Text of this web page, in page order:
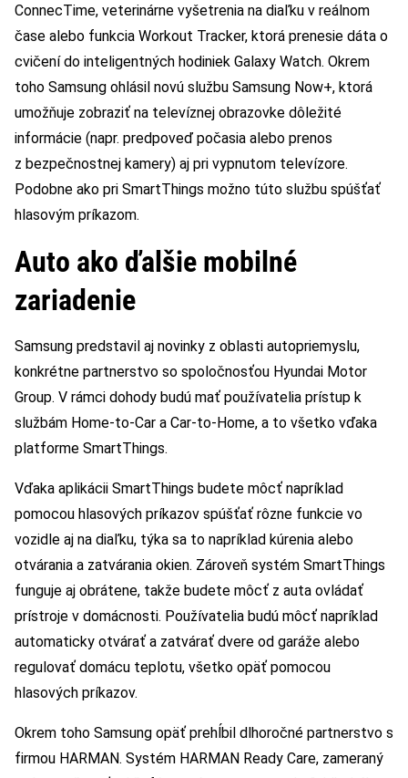
ConnecTime, veterinárne vyšetrenia na diaľku v reálnom
čase alebo funkcia Workout Tracker, ktorá prenesie dáta o
cvičení do inteligentných hodiniek Galaxy Watch. Okrem
toho Samsung ohlásil novú službu Samsung Now+, ktorá
umožňuje zobraziť na televíznej obrazovke dôležité
informácie (napr. predpoveď počasia alebo prenos
z bezpečnostnej kamery) aj pri vypnutom televízore.
Podobne ako pri SmartThings možno túto službu spúšťať
hlasovým príkazom.
Auto ako ďalšie mobilné
zariadenie
Samsung predstavil aj novinky z oblasti autopriemyslu,
konkrétne partnerstvo so spoločnosťou Hyundai Motor
Group. V rámci dohody budú mať používatelia prístup k
službám Home-to-Car a Car-to-Home, a to všetko vďaka
platforme SmartThings.
Vďaka aplikácii SmartThings budete môcť napríklad
pomocou hlasových príkazov spúšťať rôzne funkcie vo
vozidle aj na diaľku, týka sa to napríklad kúrenia alebo
otvárania a zatvárania okien. Zároveň systém SmartThings
funguje aj obrátene, takže budete môcť z auta ovládať
prístroje v domácnosti. Používatelia budú môcť napríklad
automaticky otvárať a zatvárať dvere od garáže alebo
regulovať domácu teplotu, všetko opäť pomocou
hlasových príkazov.
Okrem toho Samsung opäť prehĺbil dlhoročné partnerstvo s
firmou HARMAN. Systém HARMAN Ready Care, zameraný